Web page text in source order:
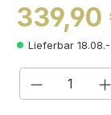
339,90
Lieferbar
Produkt